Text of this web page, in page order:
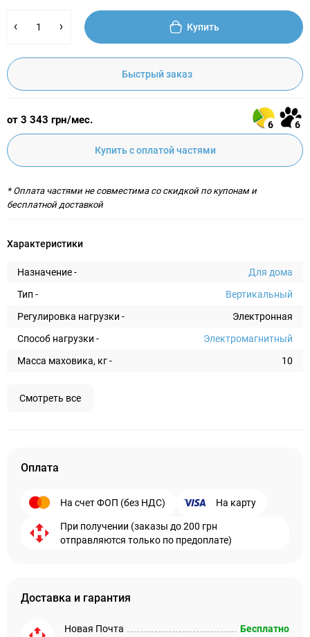
Купить
Быстрый заказ
от 3 343 грн/мес. 6 6
Купить с оплатой частями
* Оплата частями не совместима со скидкой по купонам и
бесплатной доставкой
Характеристики
Назначение -
Для дома
Тип -
Вертикальный
Регулировка нагрузки -
Электронная
Способ нагрузки -
Электромагнитный
Масса маховика, кг -
10
Смотреть все
Оплата
На счет ФОП (без НДС) На карту
При получении (заказы до 200 грн
отправляются только по предоплате)
Доставка и гарантия
Новая Почта Бесплатно